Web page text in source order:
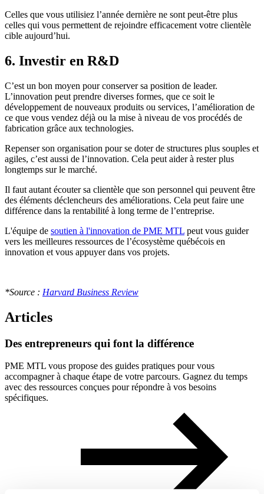
Celles que vous utilisiez l’année dernière ne sont peut-être plus
celles qui vous permettent de rejoindre efficacement votre clientèle
cible aujourd’hui.
6. Investir en R&D
C’est un bon moyen pour conserver sa position de leader.
L’innovation peut prendre diverses formes, que ce soit le
développement de nouveaux produits ou services, l’amélioration de
ce que vous vendez déjà ou la mise à niveau de vos procédés de
fabrication grâce aux technologies.
Repenser son organisation pour se doter de structures plus souples et
agiles, c’est aussi de l’innovation. Cela peut aider à rester plus
longtemps sur le marché.
Il faut autant écouter sa clientèle que son personnel qui peuvent être
des éléments déclencheurs des améliorations. Cela peut faire une
différence dans la rentabilité à long terme de l’entreprise.
L'équipe de soutien à l'innovation de PME MTL peut vous guider
vers les meilleures ressources de l’écosystème québécois en
innovation et vous appuyer dans vos projets.
*Source : Harvard Business Review
Articles
Des entrepreneurs qui font la différence
PME MTL vous propose des guides pratiques pour vous
accompagner à chaque étape de votre parcours. Gagnez du temps
avec des ressources conçues pour répondre à vos besoins
spécifiques.